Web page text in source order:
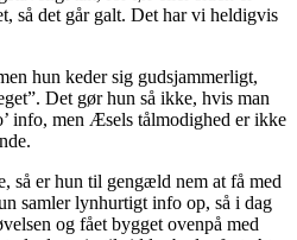
så det går galt. Det har vi heldigvis
hun keder sig gudsjammerligt,
Det gør hun så ikke, hvis man
info, men Æsels tålmodighed er ikke
så er hun til gengæld nem at få med
samler lynhurtigt info op, så i dag
og fået bygget ovenpå med